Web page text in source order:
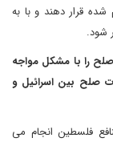
شده قرار دهند و با به
شود.
صلح را با مشکل مواجه
صلح بین اسرائیل و
فلسطین انجام می